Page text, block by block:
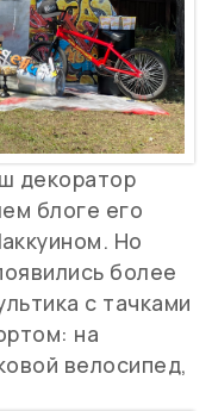
декоратор
блоге его
Но
более
с тачками
на
велосипед,